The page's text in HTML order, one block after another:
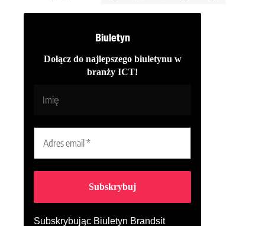
Biuletyn
Dołącz do najlepszego biuletynu w
branży ICT!
Subskrybując Biuletyn Brandsit